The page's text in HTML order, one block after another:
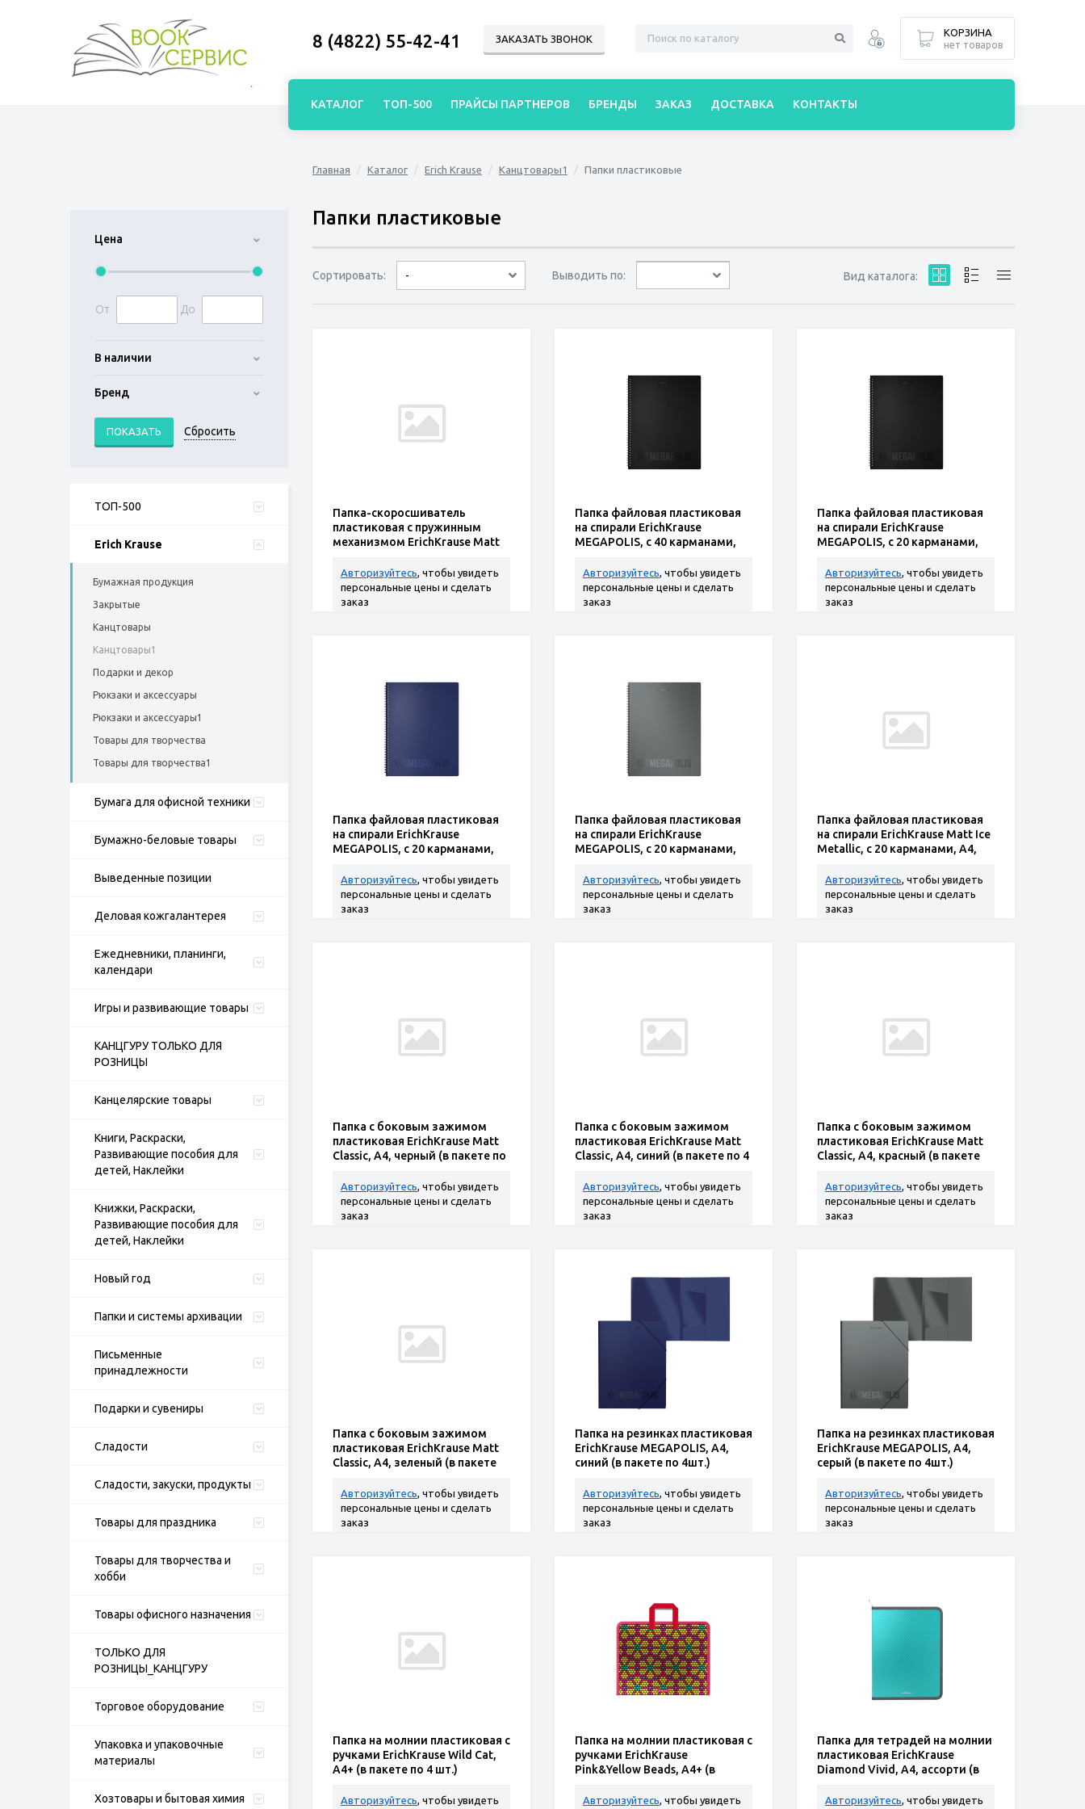
Цена
От До
В наличии
Бренд
ТОП-500
Erich Krause
Бумажная продукция
Закрытые
Канцтовары
Канцтовары1
Подарки и декор
Рюкзаки и аксессуары
Рюкзаки и аксессуары1
Товары для творчества
Товары для творчества1
Бумага для офисной техники
Бумажно-беловые товары
Выведенные позиции
Деловая кожгалантерея
Ежедневники, планинги,
календари
Игры и развивающие товары
КАНЦГУРУ ТОЛЬКО ДЛЯ
РОЗНИЦЫ
Канцелярские товары
Книги, Раскраски,
Развивающие пособия для
детей, Наклейки
Книжки, Раскраски,
Развивающие пособия для
детей, Наклейки
Новый год
Папки и системы архивации
Письменные
принадлежности
Подарки и сувениры
Сладости
Сладости, закуски, продукты
Товары для праздника
Товары для творчества и
хобби
Товары офисного назначения
ТОЛЬКО ДЛЯ
РОЗНИЦЫ_КАНЦГУРУ
Торговое оборудование
Упаковка и упаковочные
материалы
Хозтовары и бытовая химия
Главная Каталог Erich Krause Канцтовары1 Папки пластиковые
Папки пластиковые
Сортировать: -
по дате
по популярности
сначала дешёвые
сначала дорогие
Выводить по: Вид каталога:
Папка-скоросшиватель
пластиковая с пружинным
механизмом ErichKrause Matt
Авторизуйтесь, чтобы увидеть
персональные цены и сделать
заказ
Папка файловая пластиковая
на спирали ErichKrause
MEGAPOLIS, c 40 карманами,
Авторизуйтесь, чтобы увидеть
персональные цены и сделать
заказ
Папка файловая пластиковая
на спирали ErichKrause
MEGAPOLIS, c 20 карманами,
Авторизуйтесь, чтобы увидеть
персональные цены и сделать
заказ
Папка файловая пластиковая
на спирали ErichKrause
MEGAPOLIS, c 20 карманами,
Авторизуйтесь, чтобы увидеть
персональные цены и сделать
заказ
Папка файловая пластиковая
на спирали ErichKrause
MEGAPOLIS, c 20 карманами,
Авторизуйтесь, чтобы увидеть
персональные цены и сделать
заказ
Папка файловая пластиковая
на спирали ErichKrause Matt Ice
Metallic, c 20 карманами, A4,
Авторизуйтесь, чтобы увидеть
персональные цены и сделать
заказ
Папка с боковым зажимом
пластиковая ErichKrause Matt
Classic, A4, черный (в пакете по
Авторизуйтесь, чтобы увидеть
персональные цены и сделать
заказ
Папка с боковым зажимом
пластиковая ErichKrause Matt
Classic, A4, синий (в пакете по 4
Авторизуйтесь, чтобы увидеть
персональные цены и сделать
заказ
Папка с боковым зажимом
пластиковая ErichKrause Matt
Classic, A4, красный (в пакете
Авторизуйтесь, чтобы увидеть
персональные цены и сделать
заказ
Папка с боковым зажимом
пластиковая ErichKrause Matt
Classic, A4, зеленый (в пакете
Авторизуйтесь, чтобы увидеть
персональные цены и сделать
заказ
Папка на резинках пластиковая
ErichKrause MEGAPOLIS, A4,
синий (в пакете по 4шт.)
Авторизуйтесь, чтобы увидеть
персональные цены и сделать
заказ
Папка на резинках пластиковая
ErichKrause MEGAPOLIS, A4,
серый (в пакете по 4шт.)
Авторизуйтесь, чтобы увидеть
персональные цены и сделать
заказ
Папка на молнии пластиковая с
ручками ErichKrause Wild Cat,
A4+ (в пакете по 4 шт.)
Авторизуйтесь, чтобы увидеть
Папка на молнии пластиковая с
ручками ErichKrause
Pink&Yellow Beads, А4+ (в
Авторизуйтесь, чтобы увидеть
Папка для тетрадей на молнии
пластиковая ErichKrause
Diamond Vivid, A4, ассорти (в
Авторизуйтесь, чтобы увидеть
8 (4822) 55-42-41 ЗАКАЗАТЬ ЗВОНОК
КОРЗИНА
нет товаров
КАТАЛОГ ТОП-500 ПРАЙСЫ ПАРТНЕРОВ БРЕНДЫ ЗАКАЗ ДОСТАВКА КОНТАКТЫ